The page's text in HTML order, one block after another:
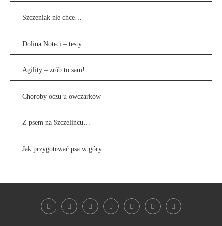
Szczeniak nie chce…
Dolina Noteci – testy
Agility – zrób to sam!
Choroby oczu u owczarków
Z psem na Szczelińcu…
Jak przygotować psa w góry